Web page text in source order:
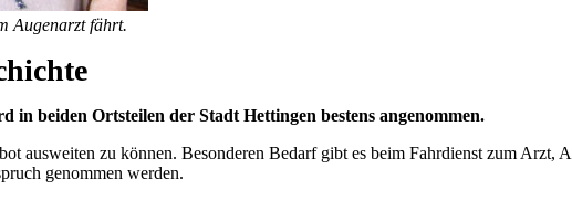
Augenarzt fährt.
beiden Ortsteilen der Stadt Hettingen bestens angenommen.
ausweiten zu können. Besonderen Bedarf gibt es beim Fahrdienst zum Arzt,
genommen werden.